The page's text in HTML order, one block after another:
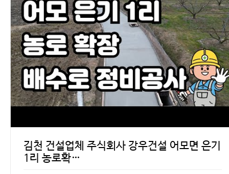
김천 건설업체 주식회사 강우건설 어모면 은기
1리 농로확…